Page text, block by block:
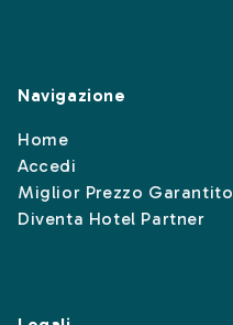
Navigazione
Home
Accedi
Miglior Prezzo Garantito
Diventa Hotel Partner